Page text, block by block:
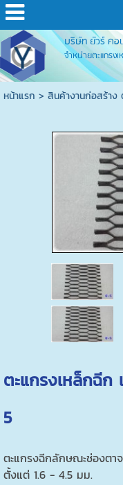
บริษัท ยัวร์
จำหน่ายตะแกรง
หน้าแรก > สินค้างานก่อสร้าง
ตะแกรงเหล็กฉี
5
ตะแกรงฉีกลักษณะช่องตา
ตั้งแต่ 1.6 - 4.5 มม.